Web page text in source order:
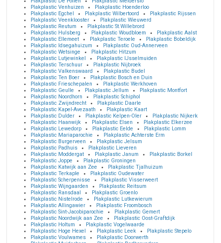
Plakplastic Venhuizen
Plakplastic Hoenderloo
Plakplastic Egchel
Plakplastic Wilbertoord
Plakplastic Rijssen
Plakplastic Veenklooster
Plakplastic Wieuwerd
Plakplastic Reutum
Plakplastic St.Willebrord
Plakplastic Hulsberg
Plakplastic Woudbloem
Plakplastic Aalst
Plakplastic Ellemeet
Plakplastic Teroele
Plakplastic Bobeldijk
Plakplastic Idsegahuizum
Plakplastic Oud-Annerveen
Plakplastic Wetsinge
Plakplastic Hitzum
Plakplastic Lutjewinkel
Plakplastic IJsselmuiden
Plakplastic Terschuur
Plakplastic Nijbroek
Plakplastic Valkenswaard
Plakplastic Budel
Plakplastic Ten Boer
Plakplastic Bosch en Duin
Plakplastic Frieschepalen
Plakplastic Werkhoven
Plakplastic Geulle
Plakplastic Jellum
Plakplastic Montfort
Plakplastic Noordhorn
Plakplastic Schiphol
Plakplastic Zwijndrecht
Plakplastic Daarle
Plakplastic Kapel-Avezaath
Plakplastic Kaart
Plakplastic Dulder
Plakplastic Kelpen-Oler
Plakplastic Nijkerk
Plakplastic Haanwijk
Plakplastic Elsen
Plakplastic Elkerzee
Plakplastic Lewedorp
Plakplastic Eelde
Plakplastic Lomm
Plakplastic Mariaparochie
Plakplastic Achterste Erm
Plakplastic Burgerveen
Plakplastic Jelsum
Plakplastic Padhuis
Plakplastic Lieveren
Plakplastic Moddergat
Plakplastic Janum
Plakplastic Borkel
Plakplastic Joppe
Plakplastic Groningen
Plakplastic Katwijk aan Zee
Plakplastic Tjalhuizum
Plakplastic Terkaple
Plakplastic Oudewater
Plakplastic Scherpenisse
Plakplastic Visserweert
Plakplastic Wijngaarden
Plakplastic Reitsum
Plakplastic Ransdaal
Plakplastic Groenlo
Plakplastic Nistelrode
Plakplastic Lutkewierum
Plakplastic Allingawier
Plakplastic Froombosch
Plakplastic Sint-Jacobiparochie
Plakplastic Gemert
Plakplastic Noordwijk aan Zee
Plakplastic Oost-Graftdijk
Plakplastic Holtum
Plakplastic Vogelwaarde
Plakplastic Hoge Hexel
Plakplastic Leek
Plakplastic Stepelo
Plakplastic Voulwames
Plakplastic Doorwerth